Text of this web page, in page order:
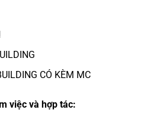
CÓ KÈM MC
việc và hợp tác: